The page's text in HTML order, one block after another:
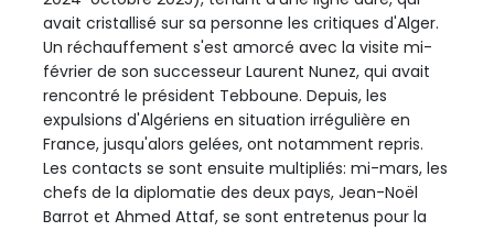
avait cristallisé sur sa personne les critiques d'Alger.
Un réchauffement s'est amorcé avec la visite mi-
février de son successeur Laurent Nunez, qui avait
rencontré le président Tebboune. Depuis, les
expulsions d'Algériens en situation irrégulière en
France, jusqu'alors gelées, ont notamment repris.
Les contacts se sont ensuite multipliés: mi-mars, les
chefs de la diplomatie des deux pays, Jean-Noël
Barrot et Ahmed Attaf, se sont entretenus pour la